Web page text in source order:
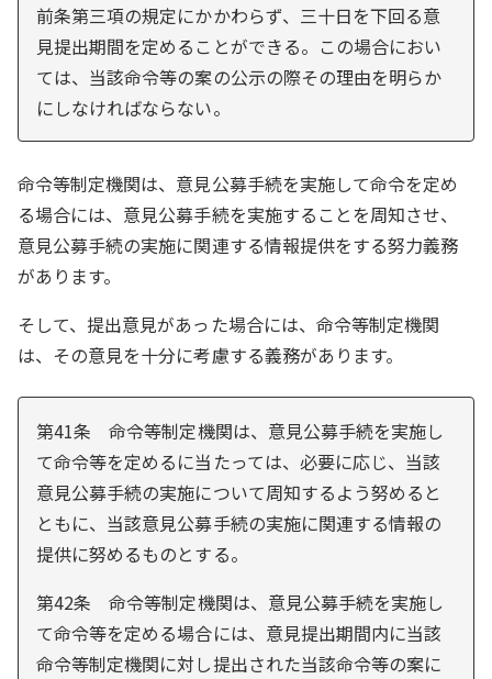
前条第三項の規定にかかわらず、三十日を下回る意
見提出期間を定めることができる。この場合におい
ては、当該命令等の案の公示の際その理由を明らか
にしなければならない。
命令等制定機関は、意見公募手続を実施して命令を定め
る場合には、意見公募手続を実施することを周知させ、
意見公募手続の実施に関連する情報提供をする努力義務
があります。
そして、提出意見があった場合には、命令等制定機関
は、その意見を十分に考慮する義務があります。
第41条 命令等制定機関は、意見公募手続を実施し
て命令等を定めるに当たっては、必要に応じ、当該
意見公募手続の実施について周知するよう努めると
ともに、当該意見公募手続の実施に関連する情報の
提供に努めるものとする。
第42条 命令等制定機関は、意見公募手続を実施し
て命令等を定める場合には、意見提出期間内に当該
命令等制定機関に対し提出された当該命令等の案に